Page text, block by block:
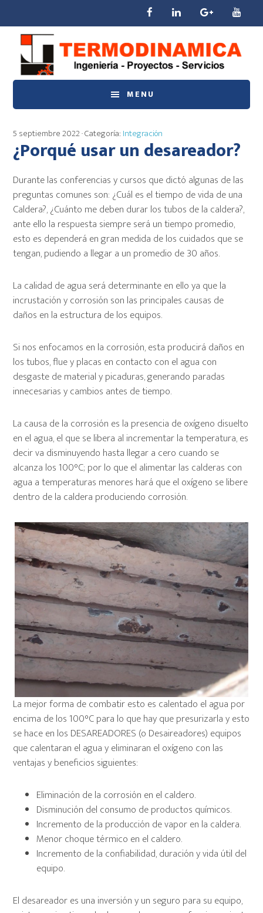
contenido
principal
barra
lateral
principal
página
MENU
5 septiembre 2022· Categoría: Integración
¿Porqué usar un desareador?
Durante las conferencias y cursos que dictó algunas de las
preguntas comunes son: ¿Cuál es el tiempo de vida de una
Caldera?, ¿Cuánto me deben durar los tubos de la caldera?,
ante ello la respuesta siempre será un tiempo promedio,
esto es dependerá en gran medida de los cuidados que se
tengan, pudiendo a llegar a un promedio de 30 años.
La calidad de agua será determinante en ello ya que la
incrustación y corrosión son las principales causas de
daños en la estructura de los equipos.
Si nos enfocamos en la corrosión, esta producirá daños en
los tubos, flue y placas en contacto con el agua con
desgaste de material y picaduras, generando paradas
innecesarias y cambios antes de tiempo.
La causa de la corrosión es la presencia de oxígeno disuelto
en el agua, el que se libera al incrementar la temperatura, es
decir va disminuyendo hasta llegar a cero cuando se
alcanza los 100°C; por lo que el alimentar las calderas con
agua a temperaturas menores hará que el oxígeno se libere
dentro de la caldera produciendo corrosión.
La mejor forma de combatir esto es calentado el agua por
encima de los 100°C para lo que hay que presurizarla y esto
se hace en los DESAREADORES (o Desaireadores) equipos
que calentaran el agua y eliminaran el oxígeno con las
ventajas y beneficios siguientes:
Eliminación de la corrosión en el caldero.
Disminución del consumo de productos químicos.
Incremento de la producción de vapor en la caldera.
Menor choque térmico en el caldero.
Incremento de la confiabilidad, duración y vida útil del
equipo.
El desareador es una inversión y un seguro para su equipo,